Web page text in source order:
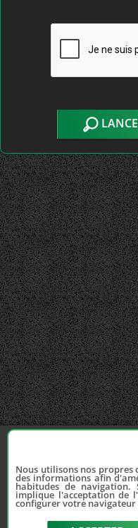
Nous utilisons nos propres
des informations afin
habitudes de navigation.
implique l'acceptation de
configurer votre